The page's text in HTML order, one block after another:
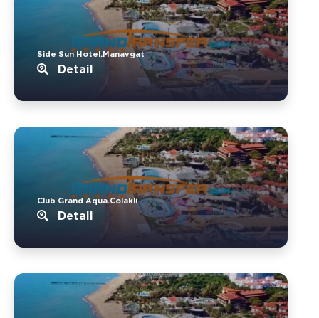
Side Sun Hotel.Manavgat
Detail
Club Grand Aqua.Colakli
Detail